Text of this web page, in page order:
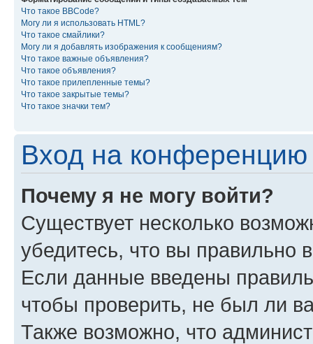
Что такое BBCode?
Могу ли я использовать HTML?
Что такое смайлики?
Могу ли я добавлять изображения к сообщениям?
Что такое важные объявления?
Что такое объявления?
Что такое прилепленные темы?
Что такое закрытые темы?
Что такое значки тем?
Вход на конференцию
Почему я не могу войти?
Существует несколько
убедитесь, что вы правильно
Если данные введены
чтобы проверить, не был ли
Также возможно, что